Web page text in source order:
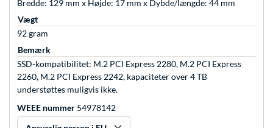
Bredde: 129 mm x Højde: 17 mm x Dybde/længde: 44 mm
Vægt
92 gram
Bemærk
SSD-kompatibilitet: M.2 PCI Express 2280, M.2 PCI Express
2260, M.2 PCI Express 2242, kapaciteter over 4 TB
understøttes muligvis ikke.
WEEE nummer 54978142